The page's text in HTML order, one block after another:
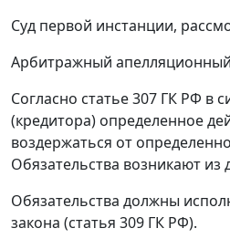
Суд первой инстанции,
Арбитражный апелляционный
Согласно статье 307 ГК РФ в
(кредитора) определенное
воздержаться от
Обязательства возникают из
Обязательства должны
закона (статья 309 ГК РФ).